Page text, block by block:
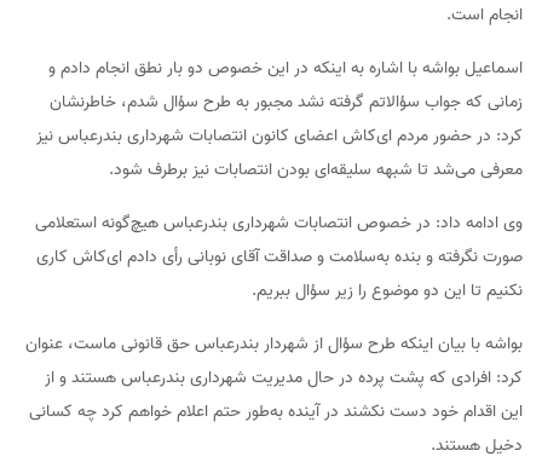
انجام است.
اسماعیل بواشه با اشاره به اینکه در این خصوص دو بار نطق انجام دادم و
زمانی که جواب سؤالاتم گرفته نشد مجبور به طرح سؤال شدم، خاطرنشان
کرد: در حضور مردم ای‌کاش اعضای کانون انتصابات شهرداری بندرعباس نیز
معرفی می‌شد تا شبهه سلیقه‌ای بودن انتصابات نیز برطرف شود.
وی ادامه داد: در خصوص انتصابات شهرداری بندرعباس هیچ‌گونه استعلامی
صورت نگرفته و بنده به‌سلامت و صداقت آقای نوبانی رأی دادم ای‌کاش کاری
نکنیم تا این دو موضوع را زیر سؤال ببریم.
بواشه با بیان اینکه طرح سؤال از شهردار بندرعباس حق قانونی ماست، عنوان
کرد: افرادی که پشت پرده در حال مدیریت شهرداری بندرعباس هستند و از
این اقدام خود دست نکشند در آینده به‌طور حتم اعلام خواهم کرد چه کسانی
دخیل هستند.